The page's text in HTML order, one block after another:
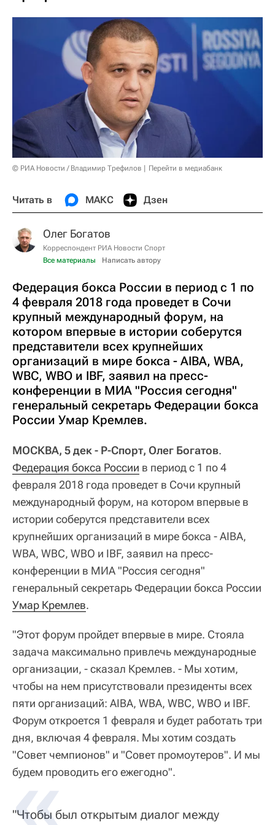
© РИА Новости / Владимир Трефилов Перейти в медиабанк
Читать в МАКС Дзен
Олег Богатов
Корреспондент РИА Новости Спорт
Все материалы
Написать автору
Федерация бокса России в период с 1 по
4 февраля 2018 года проведет в Сочи
крупный международный форум, на
котором впервые в истории соберутся
представители всех крупнейших
организаций в мире бокса - AIBA, WBA,
WBC, WBO и IBF, заявил на пресс-
конференции в МИА "Россия сегодня"
генеральный секретарь Федерации бокса
России Умар Кремлев.
МОСКВА, 5 дек - Р-Спорт, Олег Богатов.
Федерация бокса России в период с 1 по 4
февраля 2018 года проведет в Сочи крупный
международный форум, на котором впервые в
истории соберутся представители всех
крупнейших организаций в мире бокса - AIBA,
WBA, WBC, WBO и IBF, заявил на пресс-
конференции в МИА "Россия сегодня"
генеральный секретарь Федерации бокса России
Умар Кремлев.
"Этот форум пройдет впервые в мире. Стояла
задача максимально привлечь международные
организации, - сказал Кремлев. - Мы хотим,
чтобы на нем присутствовали президенты всех
пяти организаций: AIBA, WBA, WBC, WBO и IBF.
Форум откроется 1 февраля и будет работать три
дня, включая 4 февраля. Мы хотим создать
"Совет чемпионов" и "Совет промоутеров". И мы
будем проводить его ежегодно".
"Чтобы был открытым диалог между